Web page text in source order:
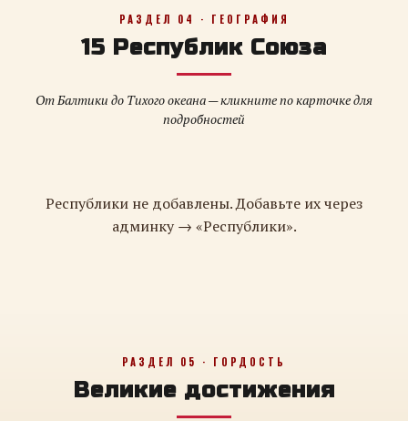
РАЗДЕЛ 04 · ГЕОГРАФИЯ
15 Республик Союза
От Балтики до Тихого океана — кликните по карточке для
подробностей
Республики не добавлены. Добавьте их через
админку → «Республики».
РАЗДЕЛ 05 · ГОРДОСТЬ
Великие достижения